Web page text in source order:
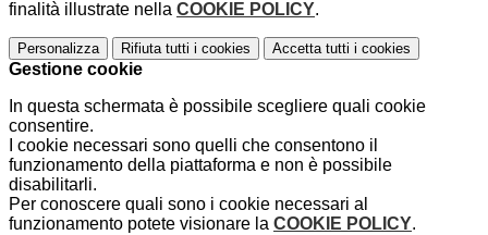
finalità illustrate nella COOKIE POLICY.
Personalizza Rifiuta tutti i cookies Accetta tutti i cookies
Gestione cookie
In questa schermata è possibile scegliere quali cookie
consentire.
I cookie necessari sono quelli che consentono il
funzionamento della piattaforma e non è possibile
disabilitarli.
Per conoscere quali sono i cookie necessari al
funzionamento potete visionare la COOKIE POLICY.